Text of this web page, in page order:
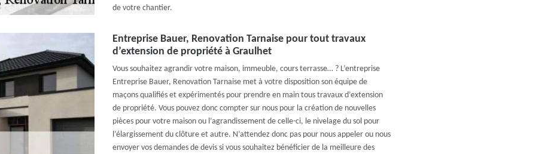
de votre chantier.
Entreprise Bauer, Renovation Tarnaise pour tout travaux
d’extension de propriété à Graulhet
Vous souhaitez agrandir votre maison, immeuble, cours terrasse… ? L’entreprise
Entreprise Bauer, Renovation Tarnaise met à votre disposition son équipe de
maçons qualifiés et expérimentés pour prendre en main tous travaux d’extension
de propriété. Vous pouvez donc compter sur nous pour la création de nouvelles
pièces pour votre maison ou l’agrandissement de celle-ci, le nivelage du sol pour
l’élargissement du clôture et autre. N’attendez donc pas pour nous appeler ou nous
envoyer vos demandes de devis si vous souhaitez bénéficier de la meilleure des